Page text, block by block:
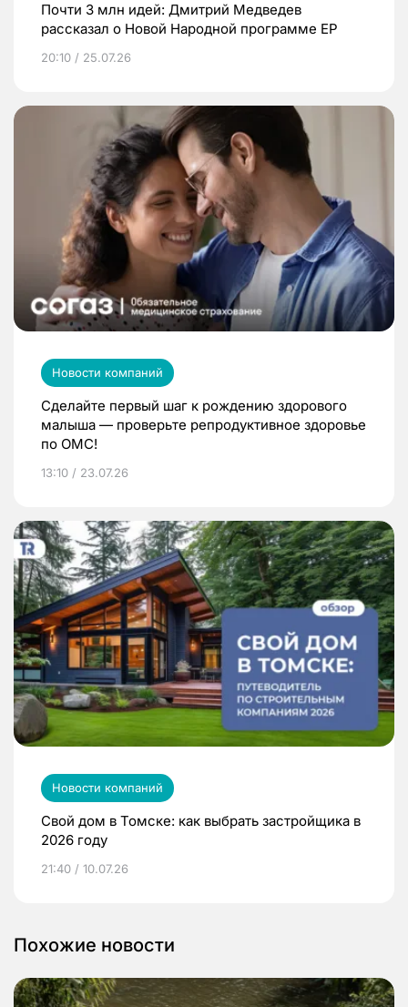
Почти 3 млн идей: Дмитрий Медведев
рассказал о Новой Народной программе ЕР
20:10 / 25.07.26
Новости компаний
Сделайте первый шаг к рождению здорового
малыша — проверьте репродуктивное здоровье
по ОМС!
13:10 / 23.07.26
Новости компаний
Свой дом в Томске: как выбрать застройщика в
2026 году
21:40 / 10.07.26
Похожие новости